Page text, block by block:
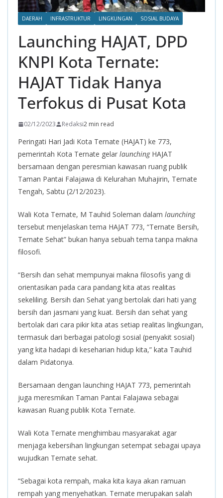
DAERAH INFRASTRUKTUR LINGKUNGAN SOSIAL BUDAYA
Launching HAJAT, DPD
KNPI Kota Ternate:
HAJAT Tidak Hanya
Terfokus di Pusat Kota
02/12/2023 Redaksi2 min read
Peringati Hari Jadi Kota Ternate (HAJAT) ke 773,
pemerintah Kota Ternate gelar launchingHAJAT
bersamaan dengan peresmian kawasan ruang publik
Taman Pantai Falajawa di Kelurahan Muhajirin, Ternate
Tengah, Sabtu (2/12/2023).
Wali Kota Ternate, M Tauhid Soleman dalam launching
tersebut menjelaskan tema HAJAT 773, “Ternate Bersih,
Ternate Sehat” bukan hanya sebuah tema tanpa makna
filosofi.
“Bersih dan sehat mempunyai makna filosofis yang di
orientasikan pada cara pandang kita atas realitas
sekeliling. Bersih dan Sehat yang bertolak dari hati yang
bersih dan jasmani yang kuat. Bersih dan sehat yang
bertolak dari cara pikir kita atas setiap realitas lingkungan,
termasuk dari berbagai patologi sosial (penyakit sosial)
yang kita hadapi di keseharian hidup kita,” kata Tauhid
dalam Pidatonya.
Bersamaan dengan launching HAJAT 773, pemerintah
juga meresmikan Taman Pantai Falajawa sebagai
kawasan Ruang publik Kota Ternate.
Wali Kota Ternate menghimbau masyarakat agar
menjaga kebersihan lingkungan setempat sebagai upaya
wujudkan Ternate sehat.
“Sebagai kota rempah, maka kita kaya akan ramuan
rempah yang menyehatkan. Ternate merupakan salah